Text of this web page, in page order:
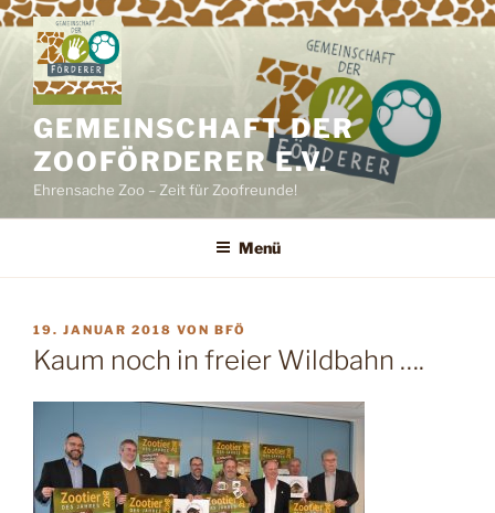
Zum
Inhalt
springen
GEMEINSCHAFT DER
ZOOFÖRDERER E.V.
Ehrensache Zoo – Zeit für Zoofreunde!
Menü
VERÖFFENTLICHT
AM
19. JANUAR 2018 VON BFÖ
Kaum noch in freier Wildbahn ….